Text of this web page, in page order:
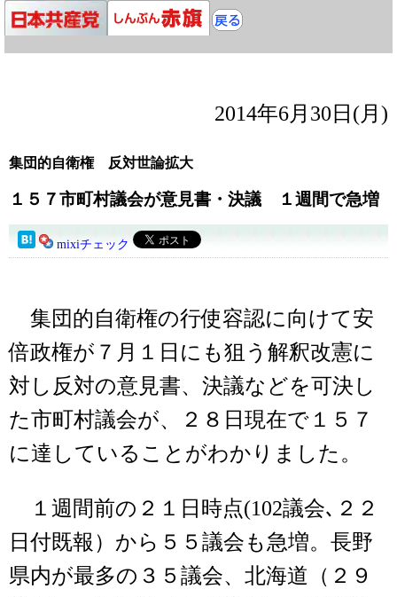
2014年6月30日(月)
集団的自衛権 反対世論拡大
１５７市町村議会が意見書・決議 １週間で急増
mixiチェック
集団的自衛権の行使容認に向けて安
倍政権が７月１日にも狙う解釈改憲に
対し反対の意見書、決議などを可決し
た市町村議会が、２８日現在で１５７
に達していることがわかりました。
１週間前の２１日時点(102議会､２２
日付既報）から５５議会も急増。長野
県内が最多の３５議会、北海道（２９